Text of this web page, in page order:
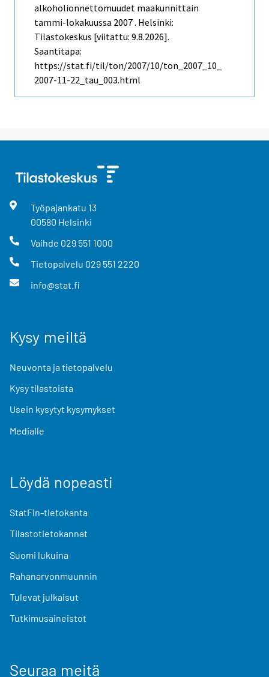
alkoholionnettomuudet maakunnittain
tammi-lokakuussa 2007 . Helsinki:
Tilastokeskus [viitattu: 9.8.2026].
Saantitapa:
https://stat.fi/til/ton/2007/10/ton_2007_10_
2007-11-22_tau_003.html
Työpajankatu 13
00580 Helsinki
Vaihde 029 551 1000
Tietopalvelu 029 551 2220
info@stat.fi
Kysy meiltä
Neuvonta ja tietopalvelu
Kysy tilastoista
Usein kysytyt kysymykset
Medialle
Löydä nopeasti
StatFin-tietokanta
Tilastotietokannat
Suomi lukuina
Rahanarvonmuunnin
Tulevat julkaisut
Tutkimusaineistot
Seuraa meitä